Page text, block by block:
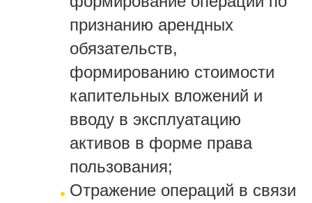
признанию арендных
обязательств,
формированию стоимости
капительных вложений и
вводу в эксплуатацию
активов в форме права
пользования;
Отражение операций в связи